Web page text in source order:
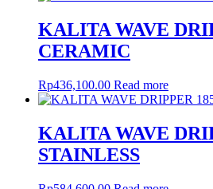
KALITA WAVE
CERAMIC
Rp436,100.00 Read more
KALITA WAVE
STAINLESS